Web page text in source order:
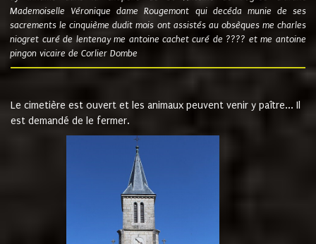
Mademoiselle Véronique dame Rougemont qui decéda munie de ses
sacrements le cinquième dudit mois ont assistés au obsèques me charles
niogret curé de lentenay me antoine cachet curé de ???? et me antoine
pingon vicaire de Corlier Dombe
Le cimetière est ouvert et les animaux peuvent venir y paître... Il
est demandé de le fermer.